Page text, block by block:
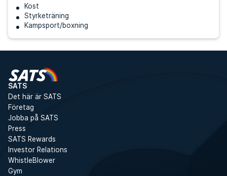
Kost
Styrketräning
Kampsport/boxning
SATS
Det här är SATS
Företag
Jobba på SATS
Press
SATS Rewards
Investor Relations
WhistleBlower
Gym